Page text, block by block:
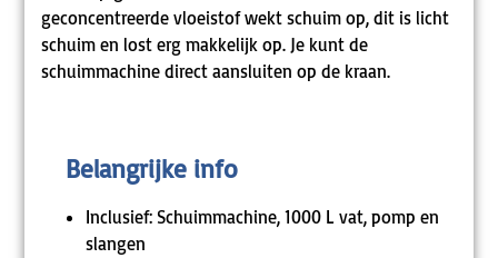
geconcentreerde vloeistof wekt schuim op, dit is licht
schuim en lost erg makkelijk op. Je kunt de
schuimmachine direct aansluiten op de kraan.
Belangrijke info
Inclusief: Schuimmachine, 1000 L vat, pomp en
slangen